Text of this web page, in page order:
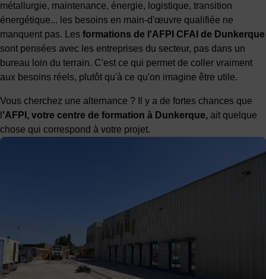
métallurgie, maintenance, énergie, logistique, transition
énergétique... les besoins en main-d'œuvre qualifiée ne
manquent pas. Les formations de l'AFPI CFAI de Dunkerque
sont pensées avec les entreprises du secteur, pas dans un
bureau loin du terrain. C'est ce qui permet de coller vraiment
aux besoins réels, plutôt qu'à ce qu'on imagine être utile.
Vous cherchez une alternance ? Il y a de fortes chances que
'AFPI, votre centre de formation à Dunkerque, ait quelque
chose qui correspond à votre projet.